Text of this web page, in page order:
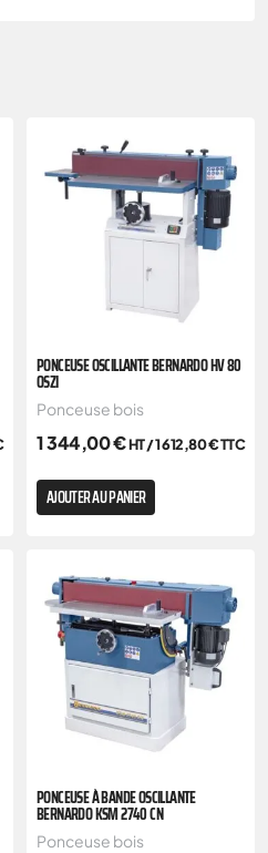
PONCEUSE OSCILLANTE BERNARDO HV 80
OSZI
Ponceuse bois
1 344,00€HT /1 612,80€TTC
AJOUTER AU PANIER
PONCEUSE À BANDE OSCILLANTE
BERNARDO KSM 2740 CN
Ponceuse bois